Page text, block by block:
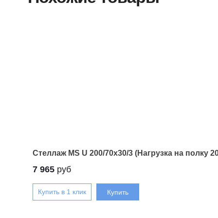
Стеллаж MS U 200/70x30/3 (Нагрузка на полку
7 965 руб
Купить